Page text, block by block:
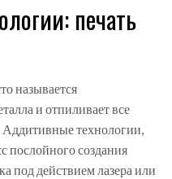
печать
называется
и отпиливает все
Аддитивные технологии,
послойного создания
под действием лазера или